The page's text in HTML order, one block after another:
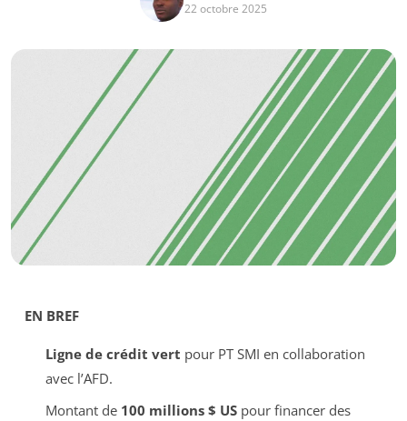
22 octobre 2025
EN BREF
Ligne de crédit vert pour PT SMI en collaboration
avec l’AFD.
Montant de 100 millions $ USpour financer des